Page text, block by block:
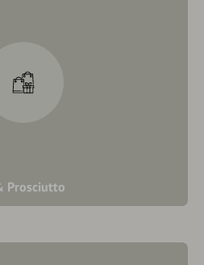
Prosciutto